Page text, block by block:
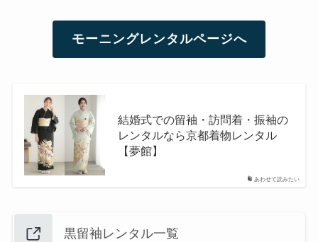
モーニングレンタルページへ
あわせて読みたい
結婚式での留袖・訪問着・振袖の
レンタルなら京都着物レンタル
【夢館】
黒留袖レンタル一覧